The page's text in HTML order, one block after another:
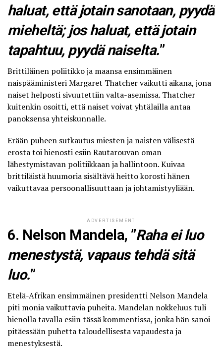
haluat, että jotain sanotaan, pyydä
mieheltä; jos haluat, että jotain
tapahtuu, pyydä naiselta.”
Brittiläinen poliitikko ja maansa ensimmäinen
naispääministeri Margaret Thatcher vaikutti aikana, jona
naiset helposti sivuutettiin valta-asemissa. Thatcher
kuitenkin osoitti, että naiset voivat yhtälailla antaa
panoksensa yhteiskunnalle.
Erään puheen sutkautus miesten ja naisten välisestä
erosta toi hienosti esiin Rautarouvan oman
lähestymistavan politiikkaan ja hallintoon. Kuivaa
brittiläistä huumoria sisältävä heitto korosti hänen
vaikuttavaa persoonallisuuttaan ja johtamistyyliään.
ADVERTISEMENT
6. Nelson Mandela, ”Raha ei luo
menestystä, vapaus tehdä sitä
luo.”
Etelä-Afrikan ensimmäinen presidentti Nelson Mandela
piti monia vaikuttavia puheita. Mandelan nokkeluus tuli
hienolla tavalla esiin tässä kommentissa, jonka hän sanoi
pitäessään puhetta taloudellisesta vapaudesta ja
menestyksestä.